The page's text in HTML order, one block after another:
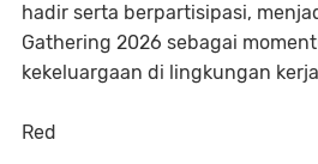
hadir serta berpartisipasi,
Gathering 2026 sebagai
kekeluargaan di lingkungan kerja
Red